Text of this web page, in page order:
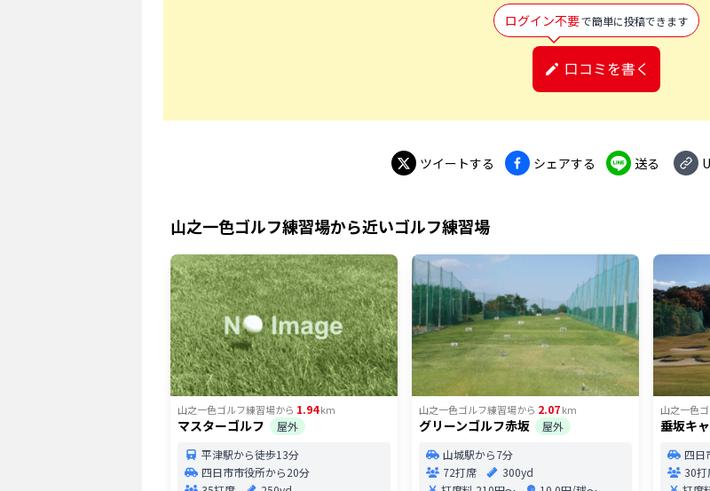
ログイン不要で簡単に投稿できます
口コミを書く
ツイートする シェアする 送る
山之一色ゴルフ練習場から近いゴルフ練習場
山之一色ゴルフ練習場から 1.94km
マスターゴルフ
屋外
平津駅から徒歩13分
四日市市役所から20分
山之一色ゴルフ練習場から 2.07km
グリーンゴルフ赤坂
屋外
山城駅から7分
72打席
300yd
山之一色
垂坂キ
四日
30打